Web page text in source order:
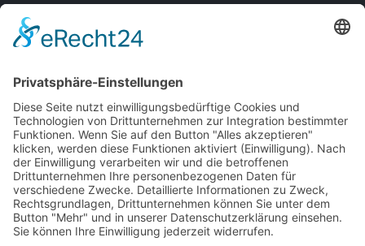
Sondermaschinenbau
Gerätebau
Informationen
Downloads
Servicecenter
Kontakt